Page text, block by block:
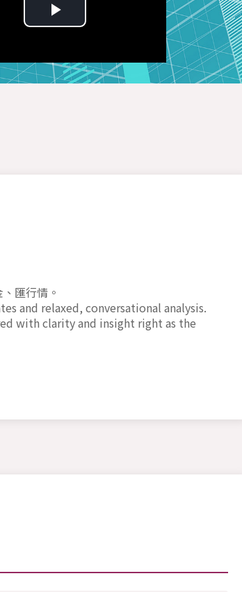
Play
Video
匯行情。
and relaxed, conversational analysis.
with clarity and insight right as the